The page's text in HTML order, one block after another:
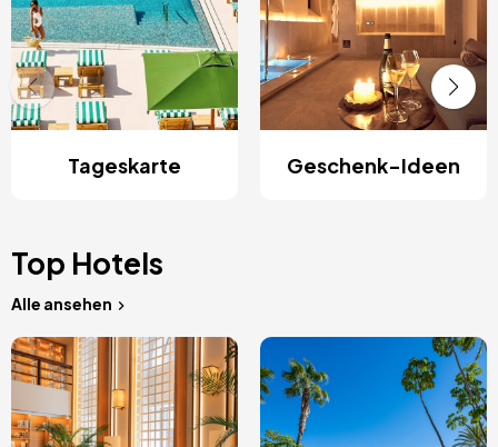
Tageskarte Geschenk-Ideen
Top Hotels
Alle ansehen
Bild Bild